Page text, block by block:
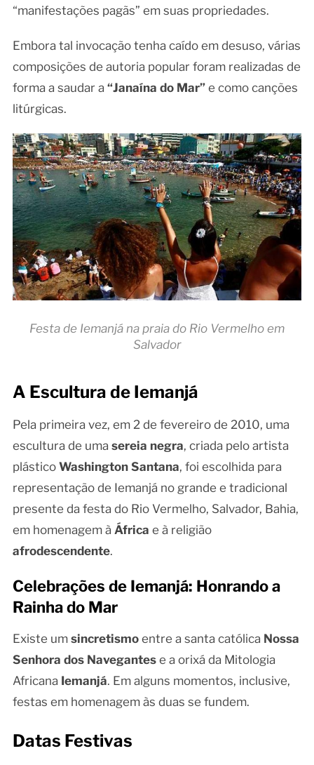
“manifestações pagãs” em suas propriedades.
Embora tal invocação tenha caído em desuso, várias
composições de autoria popular foram realizadas de
forma a saudar a “Janaína do Mar”e como canções
litúrgicas.
Festa de Iemanjá na praia do Rio Vermelho em
Salvador
A Escultura de Iemanjá
Pela primeira vez, em 2 de fevereiro de 2010, uma
escultura de uma sereia negra, criada pelo artista
plástico Washington Santana, foi escolhida para
representação de Iemanjá no grande e tradicional
presente da festa do Rio Vermelho, Salvador, Bahia,
em homenagem à África e à religião
afrodescendente.
Celebrações de Iemanjá: Honrando a
Rainha do Mar
Existe um sincretismoentre a santa católica Nossa
Senhora dos Navegantese a orixá da Mitologia
Africana Iemanjá. Em alguns momentos, inclusive,
festas em homenagem às duas se fundem.
Datas Festivas